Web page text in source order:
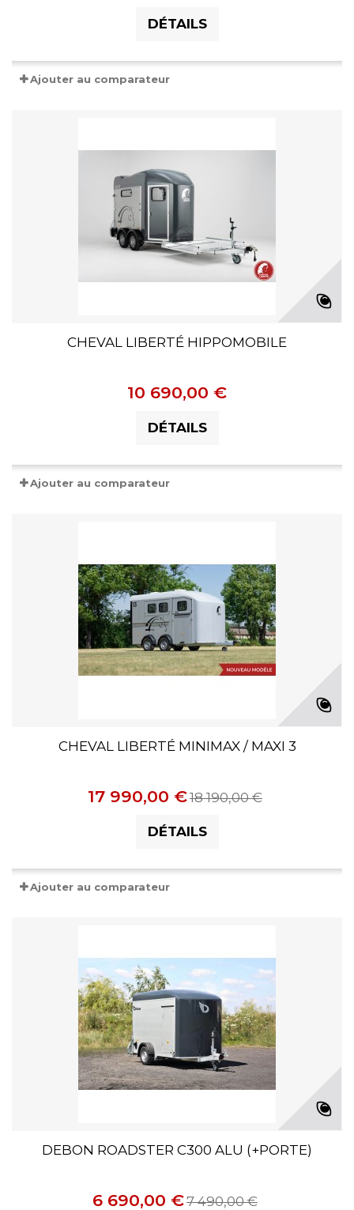
DÉTAILS
Ajouter au comparateur
CHEVAL LIBERTÉ HIPPOMOBILE
10 690,00 €
DÉTAILS
Ajouter au comparateur
CHEVAL LIBERTÉ MINIMAX / MAXI 3
17 990,00 €18 190,00 €
DÉTAILS
Ajouter au comparateur
DEBON ROADSTER C300 ALU (+PORTE)
6 690,00 €7 490,00 €